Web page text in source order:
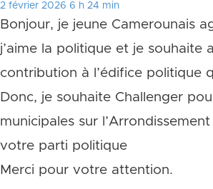
2 février 2026 6 h 24 min
Bonjour, je jeune Camerounais
j’aime la politique et je souhaite
contribution à l’édifice politique
Donc, je souhaite Challenger
municipales sur
votre parti politique
Merci pour votre attention.